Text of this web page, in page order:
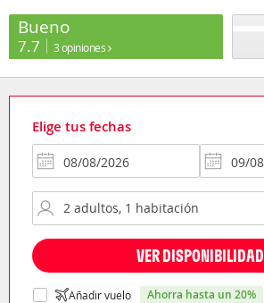
Bueno
7.7 3 opiniones
Elige tus fechas
VER DISPONIBILIDAD
Añadir vuelo ahorra hasta un 20%